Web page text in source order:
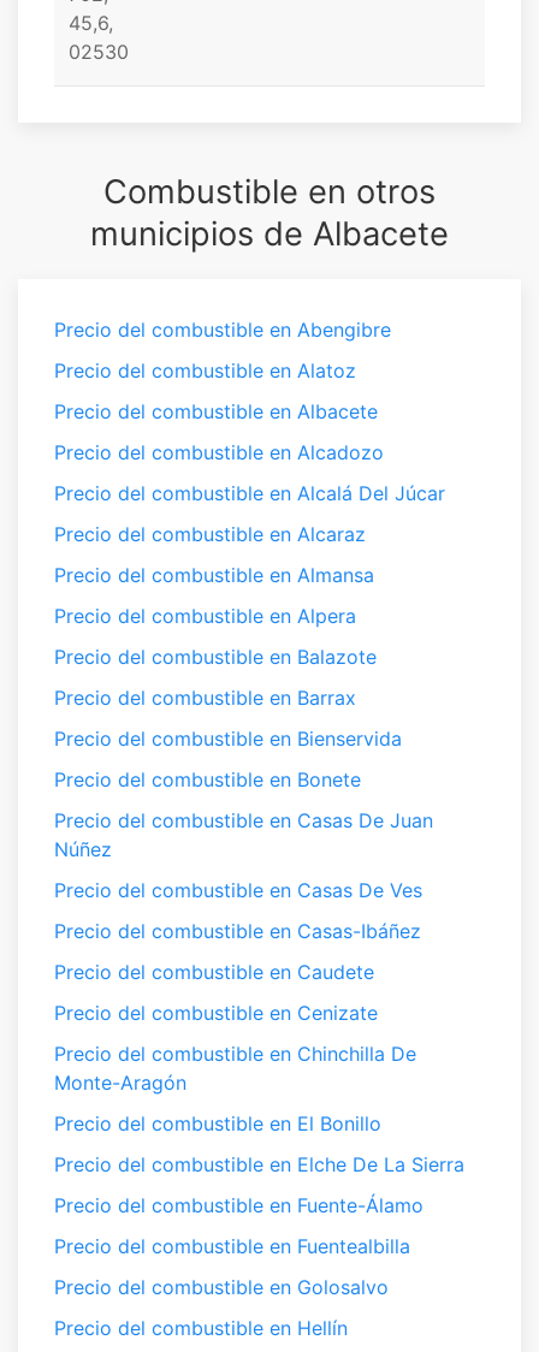
45,6,
02530
Combustible en otros
municipios de Albacete
Precio del combustible en Abengibre
Precio del combustible en Alatoz
Precio del combustible en Albacete
Precio del combustible en Alcadozo
Precio del combustible en Alcalá Del Júcar
Precio del combustible en Alcaraz
Precio del combustible en Almansa
Precio del combustible en Alpera
Precio del combustible en Balazote
Precio del combustible en Barrax
Precio del combustible en Bienservida
Precio del combustible en Bonete
Precio del combustible en Casas De Juan
Núñez
Precio del combustible en Casas De Ves
Precio del combustible en Casas-Ibáñez
Precio del combustible en Caudete
Precio del combustible en Cenizate
Precio del combustible en Chinchilla De
Monte-Aragón
Precio del combustible en El Bonillo
Precio del combustible en Elche De La Sierra
Precio del combustible en Fuente-Álamo
Precio del combustible en Fuentealbilla
Precio del combustible en Golosalvo
Precio del combustible en Hellín